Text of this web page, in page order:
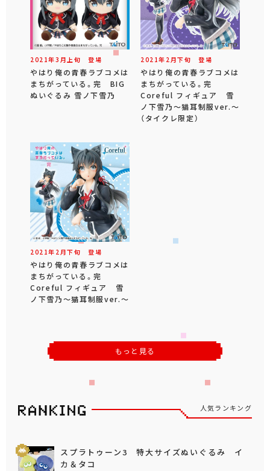
2021年3 月 上旬 登場
やはり俺の青春ラブコメは
まちがっている。完 BIG
ぬいぐるみ 雪ノ下雪乃
2021年 2 月下旬 登場
やはり俺の青春ラブコメは
まちがっている。完
Coreful フィギュア 雪
ノ下雪乃～猫耳制服ver.～
（タイクレ限定）
2021年 2 月下旬 登場
やはり俺の青春ラブコメは
まちがっている。完
Coreful フィギュア 雪
ノ下雪乃～猫耳制服ver.～
もっと見る
人気ランキング
スプラトゥーン3 特大サイズぬいぐるみ イ
カ＆タコ